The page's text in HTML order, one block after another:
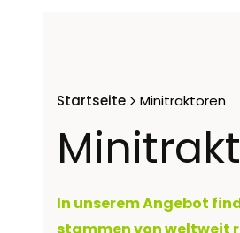
Startseite Minitraktoren
In unserem Angebot